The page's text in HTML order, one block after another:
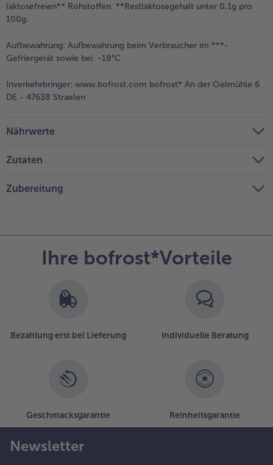
laktosefreien** Rohstoffen. **Restlaktosegehalt unter 0,1g pro
100g.
Aufbewahrung: Aufbewahrung beim Verbraucher im ***-
Gefriergerät sowie bei -18°C
Inverkehrbringer: www.bofrost.com bofrost* An der Oelmühle 6
DE - 47638 Straelen
Nährwerte
Zutaten
Zubereitung
Ihre bofrost*Vorteile
Bezahlung erst bei Lieferung Individuelle Beratung
Geschmacksgarantie Reinheitsgarantie
Newsletter